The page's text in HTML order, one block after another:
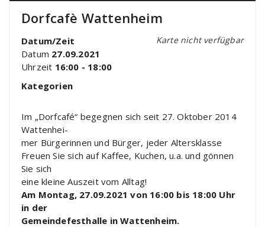
Dorfcafè Wattenheim
Karte nicht verfügbar
Datum/Zeit
Datum 27.09.2021
Uhrzeit 16:00 - 18:00
Kategorien
Im „Dorfcafé“ begegnen sich seit 27. Oktober 2014
Wattenhei-
mer Bürgerinnen und Bürger, jeder Altersklasse
Freuen Sie sich auf Kaffee, Kuchen, u.a. und gönnen
Sie sich
eine kleine Auszeit vom Alltag!
Am Montag, 27.09.2021 von 16:00 bis 18:00 Uhr
in der
Gemeindefesthalle in Wattenheim.